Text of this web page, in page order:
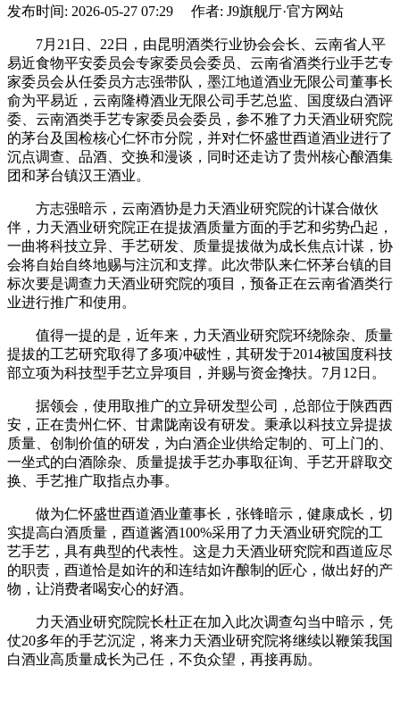
发布时间: 2026-05-27 07:29 作者: J9旗舰厅·官方网站
7月21日、22日，由昆明酒类行业协会会长、云南省人平
易近食物平安委员会专家委员会委员、云南省酒类行业手艺专
家委员会从任委员方志强带队，墨江地道酒业无限公司董事长
俞为平易近，云南隆樽酒业无限公司手艺总监、国度级白酒评
委、云南酒类手艺专家委员会委员，参不雅了力天酒业研究院
的茅台及国检核心仁怀市分院，并对仁怀盛世酉道酒业进行了
沉点调查、品酒、交换和漫谈，同时还走访了贵州核心酿酒集
团和茅台镇汉王酒业。
方志强暗示，云南酒协是力天酒业研究院的计谋合做伙
伴，力天酒业研究院正在提拔酒质量方面的手艺和劣势凸起，
一曲将科技立异、手艺研发、质量提拔做为成长焦点计谋，协
会将自始自终地赐与注沉和支撑。此次带队来仁怀茅台镇的目
标次要是调查力天酒业研究院的项目，预备正在云南省酒类行
业进行推广和使用。
值得一提的是，近年来，力天酒业研究院环绕除杂、质量
提拔的工艺研究取得了多项冲破性，其研发于2014被国度科技
部立项为科技型手艺立异项目，并赐与资金搀扶。7月12日。
据领会，使用取推广的立异研发型公司，总部位于陕西西
安，正在贵州仁怀、甘肃陇南设有研发。秉承以科技立异提拔
质量、创制价值的研发，为白酒企业供给定制的、可上门的、
一坐式的白酒除杂、质量提拔手艺办事取征询、手艺开辟取交
换、手艺推广取指点办事。
做为仁怀盛世酉道酒业董事长，张锋暗示，健康成长，切
实提高白酒质量，酉道酱酒100%采用了力天酒业研究院的工
艺手艺，具有典型的代表性。这是力天酒业研究院和酉道应尽
的职责，酉道恰是如许的和连结如许酿制的匠心，做出好的产
物，让消费者喝安心的好酒。
力天酒业研究院院长杜正在加入此次调查勾当中暗示，凭
仗20多年的手艺沉淀，将来力天酒业研究院将继续以鞭策我国
白酒业高质量成长为己任，不负众望，再接再励。